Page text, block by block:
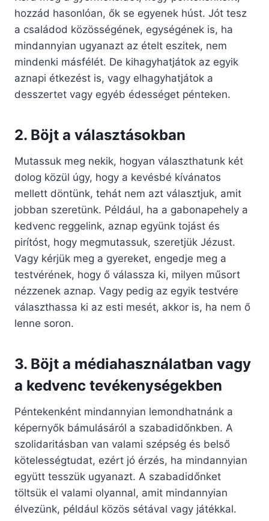
hozzád hasonlóan, ők se egyenek húst. Jót tesz
a családod közösségének, egységének is, ha
mindannyian ugyanazt az ételt eszitek, nem
mindenki másfélét. De kihagyhatjátok az egyik
aznapi étkezést is, vagy elhagyhatjátok a
desszertet vagy egyéb édességet pénteken.
2. Böjt a választásokban
Mutassuk meg nekik, hogyan választhatunk két
dolog közül úgy, hogy a kevésbé kívánatos
mellett döntünk, tehát nem azt választjuk, amit
jobban szeretünk. Például, ha a gabonapehely a
kedvenc reggelink, aznap együnk tojást és
pirítóst, hogy megmutassuk, szeretjük Jézust.
Vagy kérjük meg a gyereket, engedje meg a
testvérének, hogy ő válassza ki, milyen műsort
nézzenek aznap. Vagy pedig az egyik testvére
választhassa ki az esti mesét, akkor is, ha nem ő
lenne soron.
3. Böjt a médiahasználatban vagy
a kedvenc tevékenységekben
Péntekenként mindannyian lemondhatnánk a
képernyők bámulásáról a szabadidőnkben. A
szolidaritásban van valami szépség és belső
kötelességtudat, ezért jó érzés, ha mindannyian
együtt tesszük ugyanazt. A szabadidőnket
töltsük el valami olyannal, amit mindannyian
élvezünk, például közös sétával vagy játékkal.